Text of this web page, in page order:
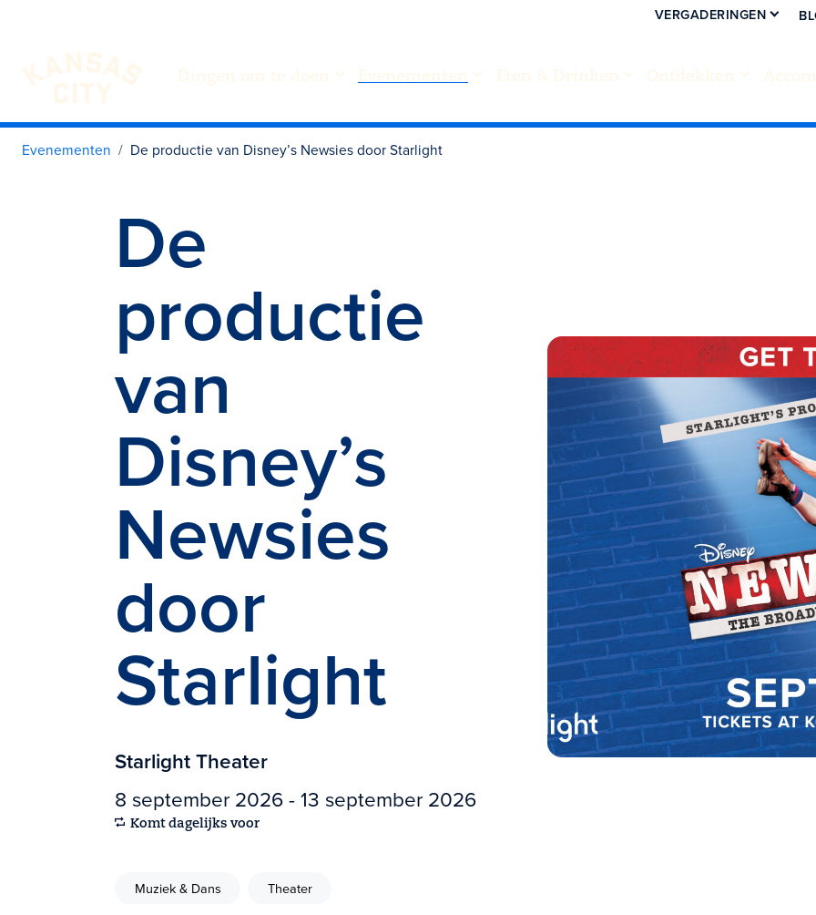
Bezoek KC
VERGADERINGEN
Evenementen De productie van Disney’s Newsies door Starlight
De
productie
van
Disney’s
Newsies
door
Starlight
Starlight Theater
8 september 2026 - 13 september 2026
Komt dagelijks voor
Muziek & Dans Theater